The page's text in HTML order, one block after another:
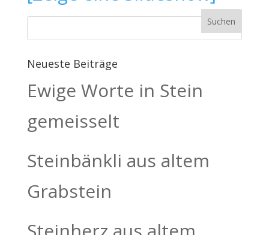
Neueste Beiträge
Ewige Worte in Stein
gemeisselt
Steinbänkli aus altem
Grabstein